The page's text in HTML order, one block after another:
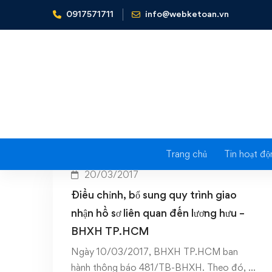
0917571711 info@webketoan.vn
Trang chủ Tin hoạt
Home Điều chỉnh quy trình
20/03/2017
Điều chỉnh, bổ sung quy trình giao
nhận hồ sơ liên quan đến lương hưu –
BHXH TP.HCM
Ngày 10/03/2017, BHXH TP.HCM ban
hành thông báo 481/TB-BHXH. Theo đó, …